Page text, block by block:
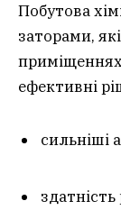
Побутова
заторами,
ефективні
сильніші